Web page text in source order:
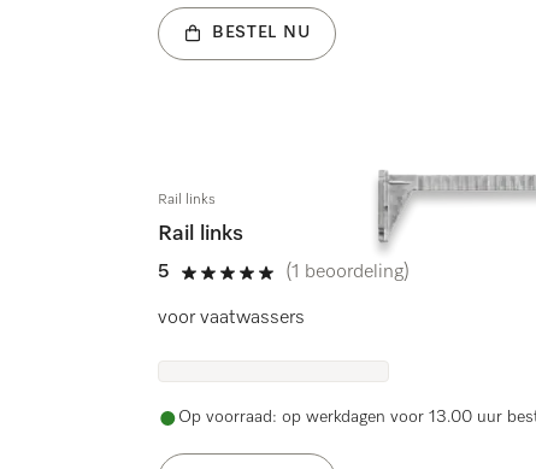
BESTEL NU
Rail links
Rail links
5
5 sterren op 5
(1 beoordeling)
voor vaatwassers
Op voorraad: op werkdagen voor 13.00 uur